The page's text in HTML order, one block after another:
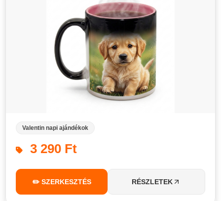
Valentin napi ajándékok
3 290 Ft
✏️ SZERKESZTÉS RÉSZLETEK